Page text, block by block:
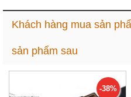
Khách hàng mua sản
sản phẩm sau
-38%